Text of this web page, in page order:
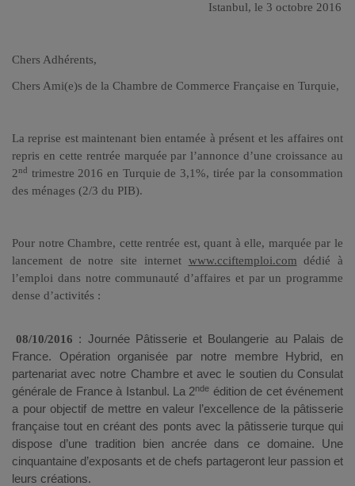
Istanbul, le 3 octobre 2016
Chers Adhérents,
Chers Ami(e)s de la Chambre de Commerce Française en Turquie,
La reprise est maintenant bien entamée à présent et les affaires ont
repris en cette rentrée marquée par l’annonce d’une croissance au
2nd trimestre 2016 en Turquie de 3,1%, tirée par la consommation
des ménages (2/3 du PIB).
Pour notre Chambre, cette rentrée est, quant à elle, marquée par le
lancement de notre site internet www.cciftemploi.com dédié à
l’emploi dans notre communauté d’affaires et par un programme
dense d’activités :
08/10/2016 : Journée Pâtisserie et Boulangerie au Palais de
France. Opération organisée par notre membre Hybrid, en
partenariat avec notre Chambre et avec le soutien du Consulat
générale de France à Istanbul. La 2nde édition de cet événement
a pour objectif de mettre en valeur l’excellence de la pâtisserie
française tout en créant des ponts avec la pâtisserie turque qui
dispose d’une tradition bien ancrée dans ce domaine. Une
cinquantaine d’exposants et de chefs partageront leur passion et
leurs créations.